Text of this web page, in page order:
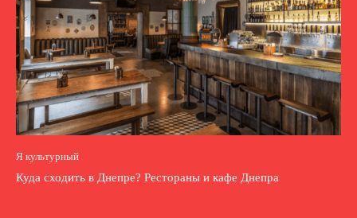
Я культурный
Куда сходить в Днепре? Рестораны и кафе Днепра